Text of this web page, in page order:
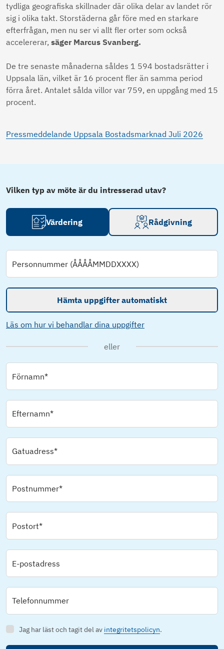
tydliga geografiska skillnader där olika delar av landet rör
sig i olika takt. Storstäderna går före med en starkare
efterfrågan, men nu ser vi allt fler orter som också
accelererar, säger Marcus Svanberg.
De tre senaste månaderna såldes 1 594 bostadsrätter i
Uppsala län, vilket är 16 procent fler än samma period
förra året. Antalet sålda villor var 759, en uppgång med 15
procent.
Pressmeddelande Uppsala Bostadsmarknad Juli 2026
Vilken typ av möte är du intresserad utav?
Värdering Rådgivning
Personnummer (ÅÅÅÅMMDDXXXX)
Hämta uppgifter automatiskt
Läs om hur vi behandlar dina uppgifter
eller
Förnamn*
Efternamn*
Gatuadress*
Postnummer*
Postort*
E-postadress
Telefonnummer
Jag har läst och tagit del av integritetspolicyn.